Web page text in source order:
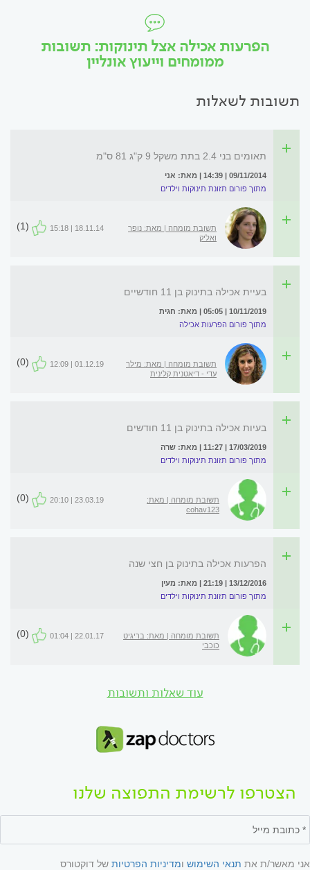
הפרעות אכילה אצל תינוקות: תשובות
ממומחים וייעוץ אונליין
תשובות לשאלות
תאומים בני 2.4 בתת משקל 9 ק"ג 81 ס"מ
09/11/2014 | 14:39 | מאת: אני
מתוך פורום תזונת תינוקות וילדים
תשובת מומחה | מאת: נופר
ואליק
18.11.14 | 15:18
(1)
בעיית אכילה בתינוק בן 11 חודשיים
10/11/2019 | 05:05 | מאת: חגית
מתוך פורום הפרעות אכילה
תשובת מומחה | מאת: מילר
עדי - דיאטנית קלינית
01.12.19 | 12:09
(0)
בעיות אכילה בתינוק בן 11 חודשים
17/03/2019 | 11:27 | מאת: שרה
מתוך פורום תזונת תינוקות וילדים
תשובת מומחה | מאת:
cohav123
23.03.19 | 20:10
(0)
הפרעות אכילה בתינוק בן חצי שנה
13/12/2016 | 21:19 | מאת: מעין
מתוך פורום תזונת תינוקות וילדים
תשובת מומחה | מאת: בריגיט
כוכבי
22.01.17 | 01:04
(0)
עוד שאלות ותשובות
הצטרפו לרשימת התפוצה שלנו
אני מאשר/ת את תנאי השימוש ומדיניות הפרטיות של דוקטורס